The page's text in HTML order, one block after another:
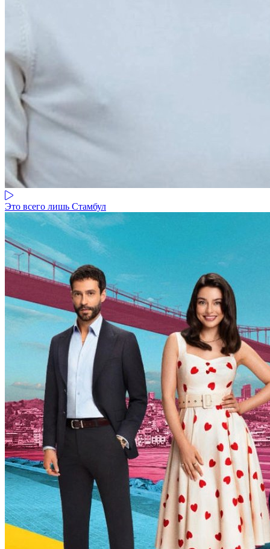
Это всего лишь Стамбул